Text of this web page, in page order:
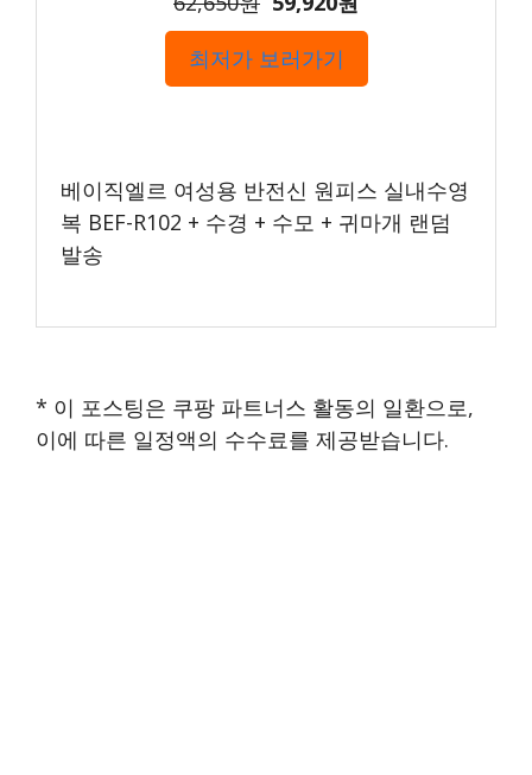
최저가 보러가기
베이직엘르 여성용 반전신 원피스 실내수영
복 BEF-R102 + 수경 + 수모 + 귀마개 랜덤
발송
* 이 포스팅은 쿠팡 파트너스 활동의 일환으로,
이에 따른 일정액의 수수료를 제공받습니다.